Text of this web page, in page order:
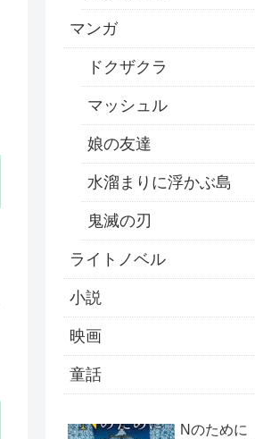
マンガ
ドクザクラ
マッシュル
娘の友達
水溜まりに浮かぶ島
鬼滅の刃
ライトノベル
小説
映画
童話
Nのために